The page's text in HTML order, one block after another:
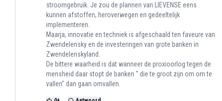
stroomgebruik. Je zou de plannen van LIEVENSE eens
kunnen afstoffen, heroverwegen en gedeeltelijk
implementeren.
Maarja, innovatie en techniek is afgeschaald ten faveure van
Zwendelensky en de investeringen van grote banken in
Zwendelenskyland.
De bittere waarheid is dat wanneer de proxioorlog tegen de
mensheid daar stopt de banken " die te groot zijn om om te
vallen" dan gaan omvallen.